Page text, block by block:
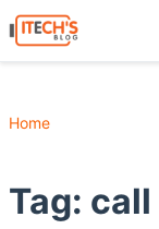
Home
Tag: call